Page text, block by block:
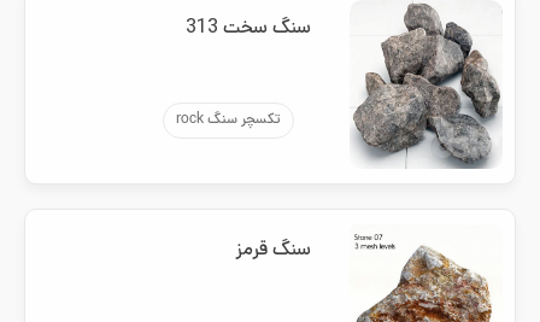
سنگ سخت 313
تکسچر سنگ rock
سنگ قرمز